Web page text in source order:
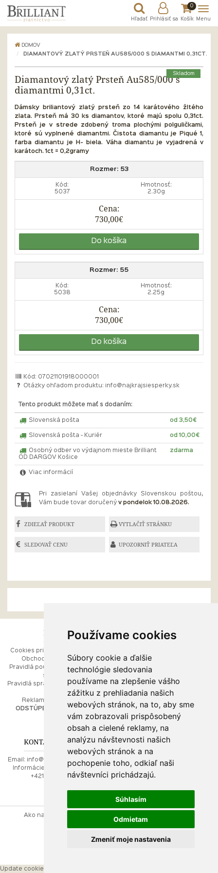
Používame cookies
Súbory cookie a ďalšie
technológie sledovania
používame na zlepšenie vášho
zážitku z prehliadania našich
webových stránok, na to, aby sme
vám zobrazovali prispôsobený
obsah a cielené reklamy, na
analýzu návštevnosti našich
webových stránok a na
pochopenie toho, odkiaľ naši
návštevníci prichádzajú.
Súhlasím
Odmietam
Zmeniť moje nastavenia
Hľadať Prihlásiť sa
0
Košík Menu
DOMOV
DIAMANTOVÝ ZLATÝ PRSTEŇ AU585/000 S DIAMANTMI 0,31CT.
Skladom
Diamantový zlatý Prsteň Au585/000 s
diamantmi 0,31ct.
Dámsky briliantovýzlatý prsteň zo 14 karátového žltého
zlata. Prsteň má 30 ks diamantov, ktoré majú spolu 0,31ct.
Prsteň je v strede zdobený troma plochými polguličkami,
ktoré sú vyplnené diamantmi. Čistota diamantu je Piqué 1,
farba diamantu je H- biela. Váha diamantu je vyjadrená v
karátoch. 1ct = 0,2gramy
Rozmer: 53
Kód:
5037
Hmotnosť:
2.30g
Cena:
730,00€
Do košíka
Rozmer: 55
Kód:
5038
Hmotnosť:
2.25g
Cena:
730,00€
Do košíka
Kód: 07021101918000001
Otázky ohľadom produktu:
info@najkrajsiesperky.sk
Tento produkt môžete mať s dodaním:
Slovenská pošta od 3,50€
Slovenská pošta - Kuriér od 10,00€
Osobný odber vo výdajnom mieste Brilliant
OD DARGOV Košice
zdarma
Viac informácií
Pri zasielaní Vašej objednávky Slovenskou poštou,
Vám bude tovar doručený v pondelok 10.08.2026.
ZDIEĽAŤ PRODUKT VYTLAČIŤ STRÁNKU
SLEDOVAŤ CENU UPOZORNIŤ PRIATEĽA
ESHOP
Cookies pri prezeraní stránok
Obchodné podmienky
Pravidlá používania webových
stránok
Pravidlá spracúvania osobných
Reklamačný poriadok
ODSTÚPENIE OD ZMLUVY
RÝCHLE MENU
Ako balíme Vaše šperky
Kontaktujte nás
PORADŇA
Ako nakupovať
O drahých kovoch
Doprava a poštovné
KONTAKT NA NÁS
Email:
info@najkrajsiesperky.sk
Informácie:
+421917 881556,
+421556224323
Ako nakupovať Kontaktujte nás
Obchodné podmienky
Update cookies preferences